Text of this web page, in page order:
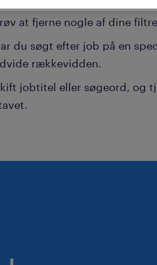
at fjerne nogle af dine
du søgt efter job på en
rækkevidden.
jobtitel eller søgeord, og